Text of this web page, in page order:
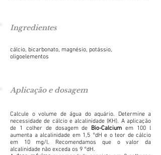
Ingredientes
cálcio, bicarbonato, magnésio, potássio,
oligoelementos
Aplicação e dosagem
Calcule o volume de água do aquário. Determine a
necessidade de cálcio e alcalinidade (KH). A aplicação
de 1 colher de dosagem de Bio-Calcium em 100 l
aumenta a alcalinidade em 1,5 °dH e o teor de cálcio
em 10 mg/l. Recomendamos que o valor da
alcalinidade não exceda os 9 °dH.